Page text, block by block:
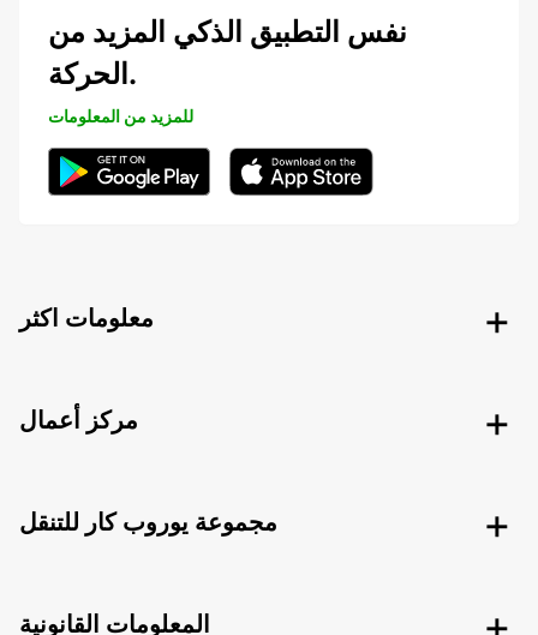
نفس التطبيق الذكي المزيد من
الحركة.
للمزيد من المعلومات
معلومات اكثر
مركز أعمال
مجموعة يوروب كار للتنقل
المعلومات القانونية